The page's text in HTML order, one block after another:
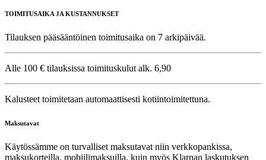
TOIMITUSAIKA JA KUSTANNUKSET
Tilauksen pääsääntöinen toimitusaika on 7 arkipäivää.
Alle 100 € tilauksissa toimituskulut alk. 6,90
Kalusteet toimitetaan automaattisesti kotiintoimitettuna.
Maksutavat
Käytössämme on turvalliset maksutavat niin verkkopankissa,
maksukorteilla, mobiilimaksuilla, kuin myös Klarnan laskutuksen